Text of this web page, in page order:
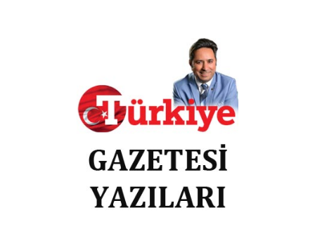
isakarakas@gmail.com